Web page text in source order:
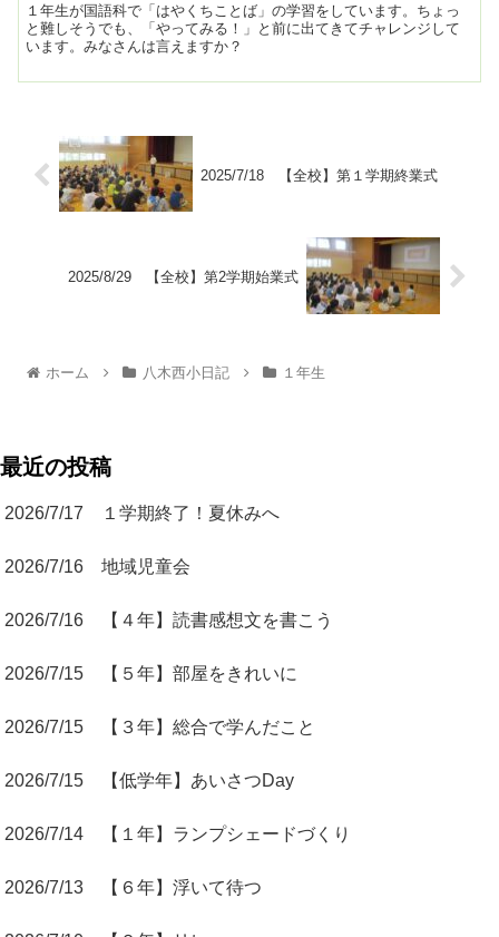
１年生が国語科で「はやくちことば」の学習をしています。ちょっ
と難しそうでも、「やってみる！」と前に出てきてチャレンジして
います。みなさんは言えますか？
2025/7/18 【全校】第１学期終業式
2025/8/29 【全校】第2学期始業式
ホーム 八木西小日記 １年生
最近の投稿
2026/7/17 １学期終了！夏休みへ
2026/7/16 地域児童会
2026/7/16 【４年】読書感想文を書こう
2026/7/15 【５年】部屋をきれいに
2026/7/15 【３年】総合で学んだこと
2026/7/15 【低学年】あいさつDay
2026/7/14 【１年】ランプシェードづくり
2026/7/13 【６年】浮いて待つ